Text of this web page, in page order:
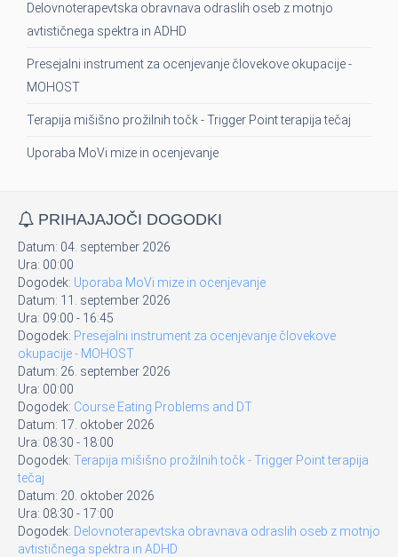
Delovnoterapevtska obravnava odraslih oseb z motnjo
avtističnega spektra in ADHD
Presejalni instrument za ocenjevanje človekove okupacije -
MOHOST
Terapija mišišno prožilnih točk - Trigger Point terapija tečaj
Uporaba MoVi mize in ocenjevanje
PRIHAJAJOČI DOGODKI
Datum: 04. september 2026
Ura: 00:00
Dogodek: Uporaba MoVi mize in ocenjevanje
Datum: 11. september 2026
Ura: 09:00 - 16:45
Dogodek: Presejalni instrument za ocenjevanje človekove
okupacije - MOHOST
Datum: 26. september 2026
Ura: 00:00
Dogodek: Course Eating Problems and DT
Datum: 17. oktober 2026
Ura: 08:30 - 18:00
Dogodek: Terapija mišišno prožilnih točk - Trigger Point terapija
tečaj
Datum: 20. oktober 2026
Ura: 08:30 - 17:00
Dogodek: Delovnoterapevtska obravnava odraslih oseb z motnjo
avtističnega spektra in ADHD